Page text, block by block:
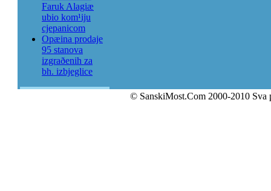
Faruk Alagiæ
ubio kom¹iju
cjepanicom
Opæina prodaje
95 stanova
izgraðenih za
bh. izbjeglice
© SanskiMost.Com 2000-2010